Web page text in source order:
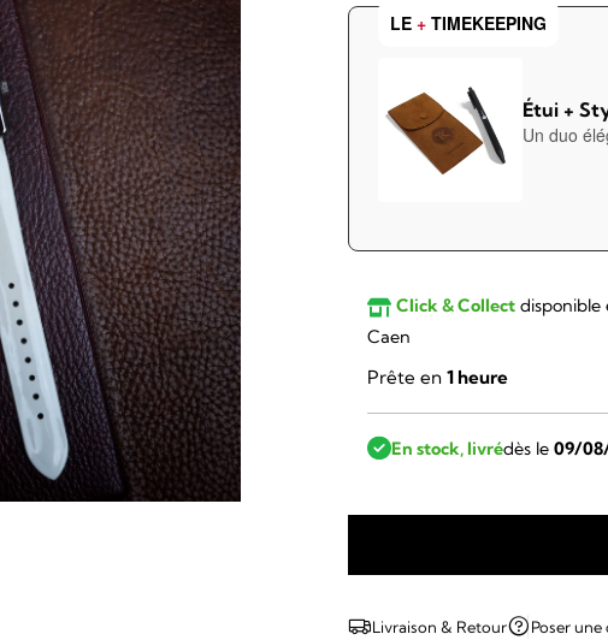
LE + TIMEKEEPING
Étui +
Un duo
Click & Collect disponible
Caen
Prête en 1 heure
En stock, livrédès le 09/
Omega
Livraison & Retour Poser